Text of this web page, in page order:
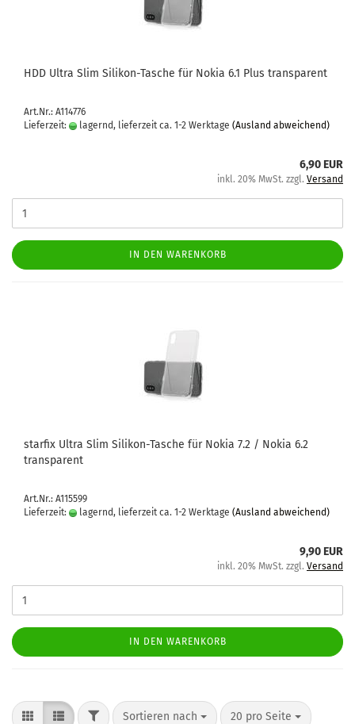
HDD Ultra Slim Silikon-​​Ta­sche für Nokia 6.1 Plus trans­pa­rent
Art.Nr.: A114776
Lieferzeit:
lagernd, lieferzeit ca. 1-2 Werktage (Ausland abweichend)
6,90 EUR
inkl. 20% MwSt. zzgl. Versand
IN DEN WARENKORB
star­fix Ultra Slim Silikon-​​Ta­sche für Nokia 7.2 / Nokia 6.2
trans­pa­rent
Art.Nr.: A115599
Lieferzeit:
lagernd, lieferzeit ca. 1-2 Werktage (Ausland abweichend)
9,90 EUR
inkl. 20% MwSt. zzgl. Versand
IN DEN WARENKORB
Sortieren nach 20 pro Seite